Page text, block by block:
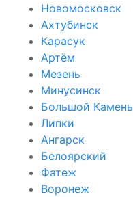
Новомосковск
Ахтубинск
Карасук
Артём
Мезень
Минусинск
Большой Камень
Липки
Ангарск
Белоярский
Фатеж
Воронеж